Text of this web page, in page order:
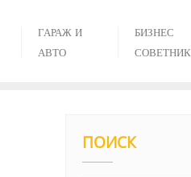
ГАРАЖ И
АВТО
БИЗНЕС
СОВЕТНИК
ПОИСК